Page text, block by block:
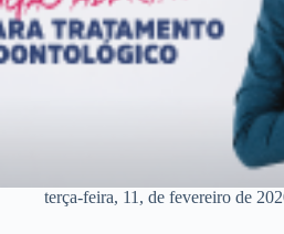
terça-feira, 11, de fevereiro de